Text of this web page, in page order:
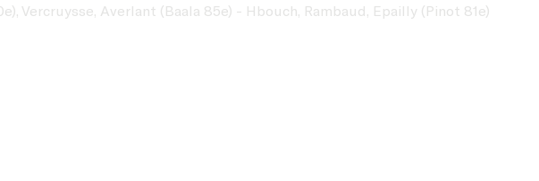
Vercruysse, Averlant (Baala 85e) - Hbouch, Rambaud, Epailly (Pinot 81e)